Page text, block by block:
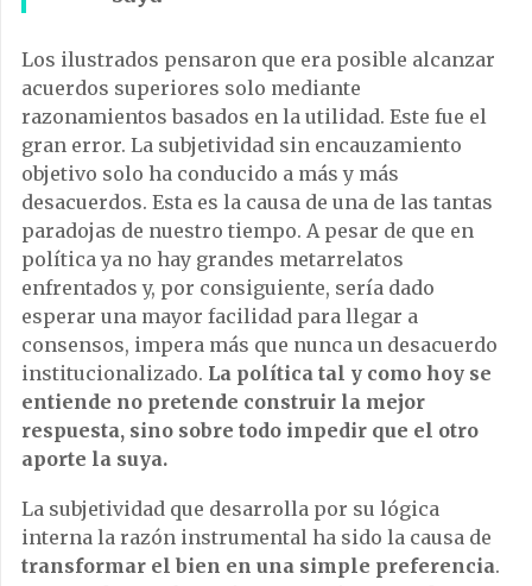
Los ilustrados pensaron que era posible alcanzar
acuerdos superiores solo mediante
razonamientos basados en la utilidad. Este fue el
gran error. La subjetividad sin encauzamiento
objetivo solo ha conducido a más y más
desacuerdos. Esta es la causa de una de las tantas
paradojas de nuestro tiempo. A pesar de que en
política ya no hay grandes metarrelatos
enfrentados y, por consiguiente, sería dado
esperar una mayor facilidad para llegar a
consensos, impera más que nunca un desacuerdo
institucionalizado. La política tal y como hoy se
entiende no pretende construir la mejor
respuesta, sino sobre todo impedir que el otro
aporte la suya.
La subjetividad que desarrolla por su lógica
interna la razón instrumental ha sido la causa de
transformar el bien en una simple preferencia.